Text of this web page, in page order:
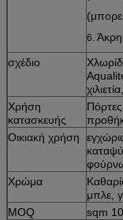
6.
σχέδιο
Χρήση
κατασκευής
Οικιακή χρήση
Χρώμα
μπλε,
MOQ
sqm